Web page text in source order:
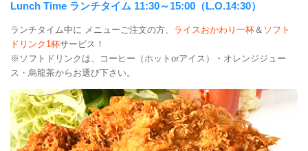
Lunch Time ランチタイム 11:30～15:00（L.O.14:30）
ランチタイム中に メニューご注文の方、 ライスおかわり一杯＆ ソフト
ドリンク1杯サービス！
※ソフトドリンクは、コーヒー（ホットorアイス）・オレンジジュー
ス・烏龍茶からお選び下さい。